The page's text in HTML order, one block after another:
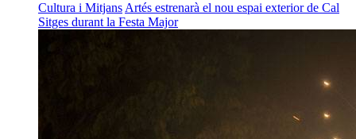
Cultura i Mitjans Artés estrenarà el nou espai exterior de Cal
Sitges durant la Festa Major